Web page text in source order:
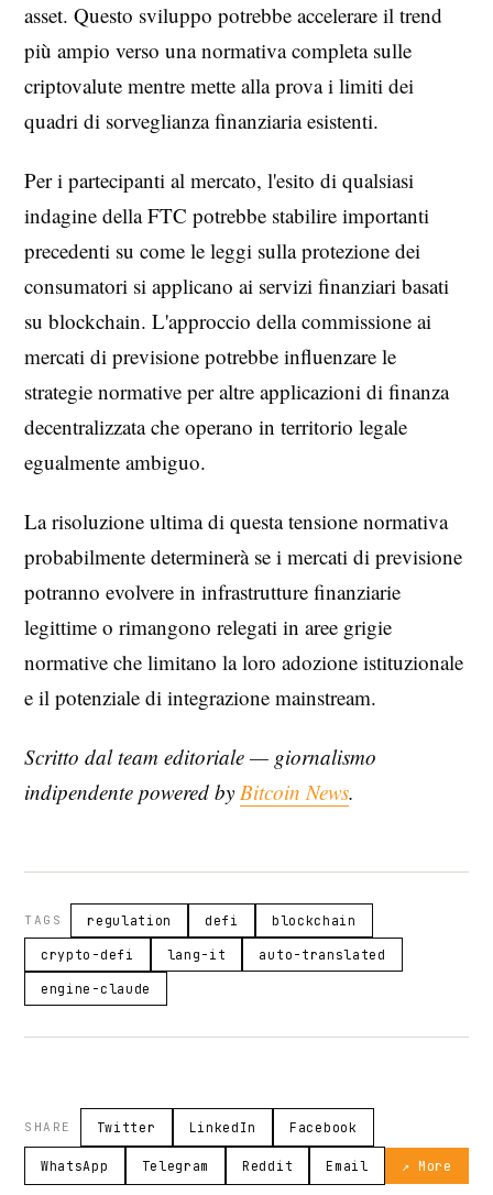
asset. Questo sviluppo potrebbe accelerare il trend
più ampio verso una normativa completa sulle
criptovalute mentre mette alla prova i limiti dei
quadri di sorveglianza finanziaria esistenti.
Per i partecipanti al mercato, l'esito di qualsiasi
indagine della FTC potrebbe stabilire importanti
precedenti su come le leggi sulla protezione dei
consumatori si applicano ai servizi finanziari basati
su blockchain. L'approccio della commissione ai
mercati di previsione potrebbe influenzare le
strategie normative per altre applicazioni di finanza
decentralizzata che operano in territorio legale
egualmente ambiguo.
La risoluzione ultima di questa tensione normativa
probabilmente determinerà se i mercati di previsione
potranno evolvere in infrastrutture finanziarie
legittime o rimangono relegati in aree grigie
normative che limitano la loro adozione istituzionale
e il potenziale di integrazione mainstream.
Scritto dal team editoriale — giornalismo
indipendente powered by Bitcoin News.
TAGS regulation defi blockchain
crypto-defi lang-it auto-translated
engine-claude
SHARE Twitter LinkedIn Facebook
WhatsApp Telegram Reddit Email ↗ More